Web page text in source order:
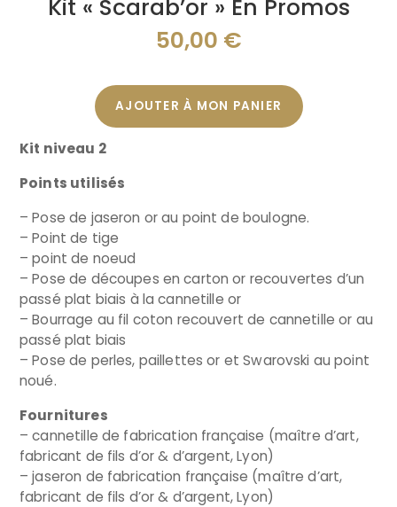
Kit « Scarab’or » En Promos
50,00 €
AJOUTER À MON PANIER
Kit niveau 2
Points utilisés
– Pose de jaseron or au point de boulogne.
– Point de tige
– point de noeud
– Pose de découpes en carton or recouvertes d’un
passé plat biais à la cannetille or
– Bourrage au fil coton recouvert de cannetille or au
passé plat biais
– Pose de perles, paillettes or et Swarovski au point
noué.
Fournitures
– cannetille de fabrication française (maître d’art,
fabricant de fils d’or & d’argent, Lyon)
– jaseron de fabrication française (maître d’art,
fabricant de fils d’or & d’argent, Lyon)